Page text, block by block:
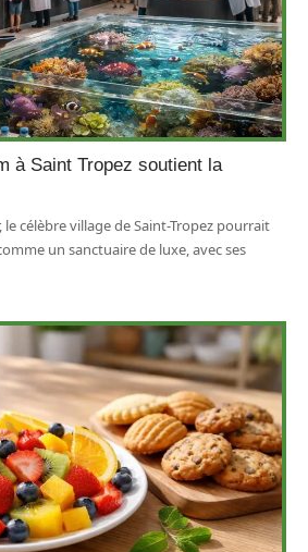
à Saint Tropez soutient la
le célèbre village de Saint-Tropez pourrait
un sanctuaire de luxe, avec ses